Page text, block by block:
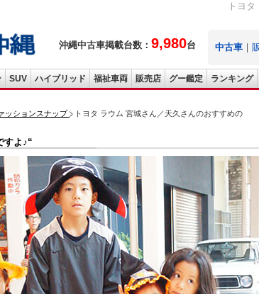
トヨ
沖縄中古車掲載台数： 9,980台 中古車 ｜
SUV ハイブリッド 福祉車両 販売店 グー鑑定 ランキング
ッションスナップ
トヨタ ラウム 宮城さん／天久さんのおすすめの
すよ♪“